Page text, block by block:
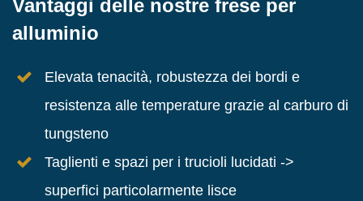
Vantaggi delle nostre frese per
alluminio
Elevata tenacità, robustezza dei bordi e
resistenza alle temperature grazie al carburo di
tungsteno
Taglienti e spazi per i trucioli lucidati ->
superfici particolarmente lisce